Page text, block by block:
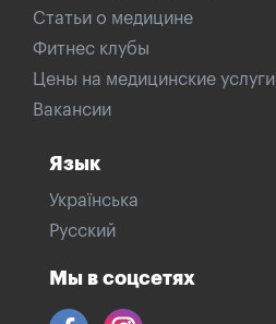
Статьи о медицине
Фитнес клубы
Цены на медицинские услуги
Вакансии
Язык
Українська
Русский
Мы в соцсетях